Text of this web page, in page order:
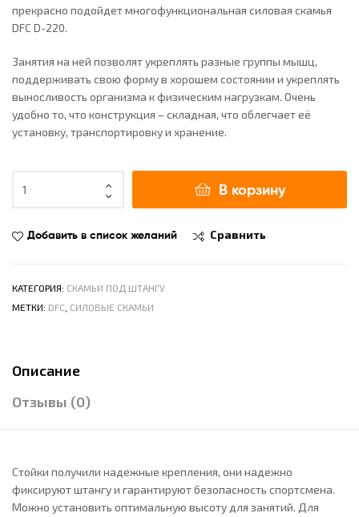
прекрасно подойдет многофункциональная силовая скамья
DFC D-220.
Занятия на ней позволят укреплять разные группы мышц,
поддерживать свою форму в хорошем состоянии и укреплять
выносливость организма к физическим нагрузкам. Очень
удобно то, что конструкция – складная, что облегчает её
установку, транспортировку и хранение.
В корзину
Добавить в список желаний Сравнить
КАТЕГОРИЯ: СКАМЬИ ПОД ШТАНГУ
МЕТКИ: DFC СИЛОВЫЕ СКАМЬИ
Описание
Отзывы (0)
Стойки получили надежные крепления, они надежно
фиксируют штангу и гарантируют безопасность спортсмена.
Можно установить оптимальную высоту для занятий. Для